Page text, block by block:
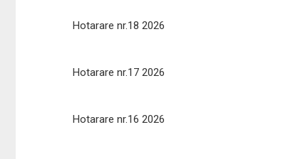
Hotarare nr.18 2026
Hotarare nr.17 2026
Hotarare nr.16 2026